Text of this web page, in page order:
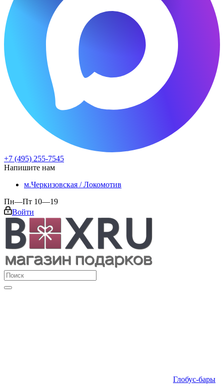
+7 (495) 255-7545
Напишите нам
м.Черкизовская / Локомотив
Пн—Пт 10—19
Войти
Глобус-бары